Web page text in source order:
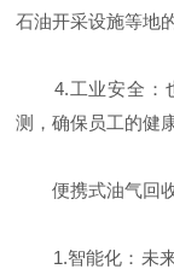
石油开采设施等地的
4.工业安全：
测，确保员工的健康
便携式油气回收检
1.智能化：未